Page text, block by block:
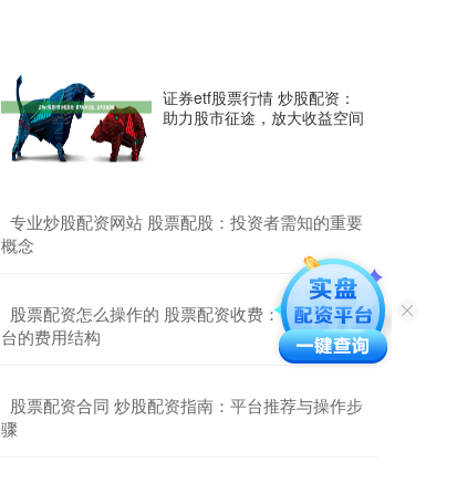
证券etf股票行情 炒股配资：
助力股市征途，放大收益空间
​专业炒股配资网站 股票配股：投资者需知的重要
概念
​股票配资怎么操作的 股票配资收费：了解不同平
台的费用结构
​股票配资合同 炒股配资指南：平台推荐与操作步
骤